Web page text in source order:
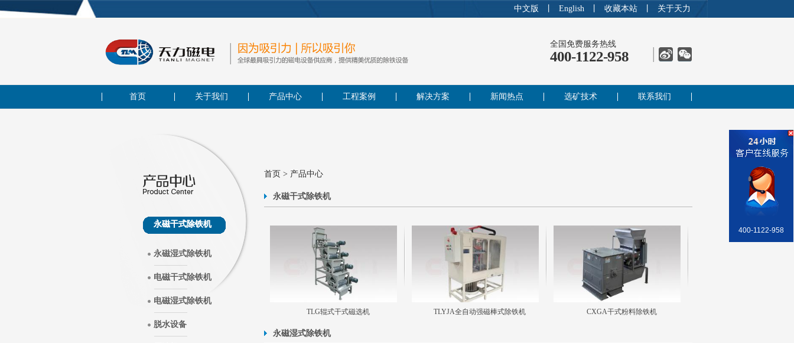
中文版 English 收藏本站 关于天力
全国免费服务热线
400-1122-958
首页 关于我们 产品中心 工程案例 解决方案 新闻热点 选矿技术 联系我们
永磁干式除铁机
永磁湿式除铁机
电磁干式除铁机
电磁湿式除铁机
脱水设备
首页 > 产品中心
永磁干式除铁机
TLG辊式干式磁选机 TLYJA全自动强磁棒式除铁机 CXGA干式粉料除铁机
永磁湿式除铁机
销售部
400-1122-958